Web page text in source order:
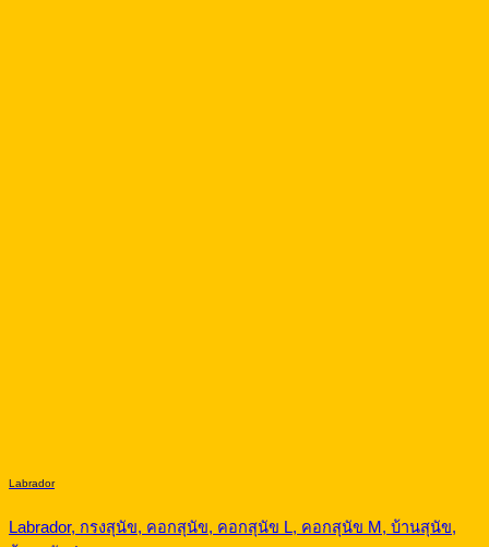
Labrador
Labrador, กรงสุนัข, คอกสุนัข, คอกสุนัข L, คอกสุนัข M, บ้านสุนัข,